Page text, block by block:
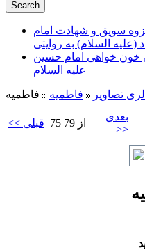
سویق و شهادت امام
(علیه السلام) به روایتی
خون خواهی امام حسین
علیه السلام
تصاویر فاطميه فاطمیه
<< قبلی 75 از 79
بعدی
>>